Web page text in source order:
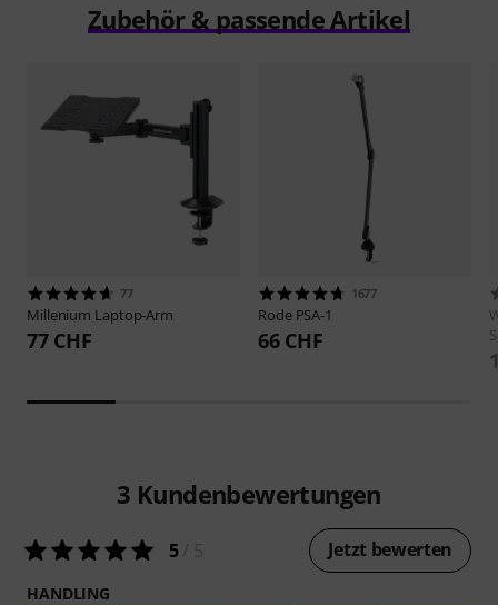
Zubehör & passende Artikel
77
Millenium Laptop-Arm
77 CHF
1677
Rode PSA-1
66 CHF
3 Kundenbewertungen
5/ 5 Jetzt bewerten
HANDLING